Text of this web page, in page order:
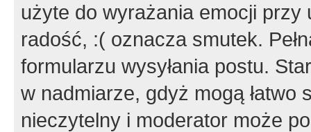
użyte do wyrażania emocji
radość, :( oznacza smutek.
formularzu wysyłania postu.
w nadmiarze, gdyż mogą
nieczytelny i moderator może